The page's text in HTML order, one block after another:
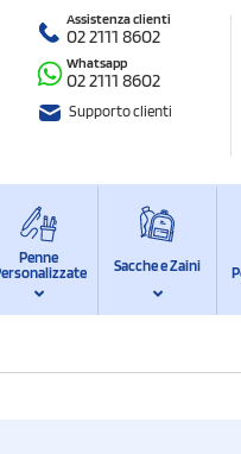
Assistenza clienti
02 2111 8602
Whatsapp
02 2111 8602
Supporto clienti
Penne
Sacche e Zaini